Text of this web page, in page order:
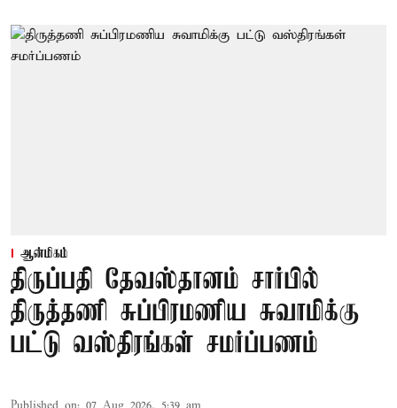
ஆன்மிகம்
திருப்பதி தேவஸ்தானம் சார்பில்
திருத்தணி சுப்பிரமணிய சுவாமிக்கு
பட்டு வஸ்திரங்கள் சமர்ப்பணம்